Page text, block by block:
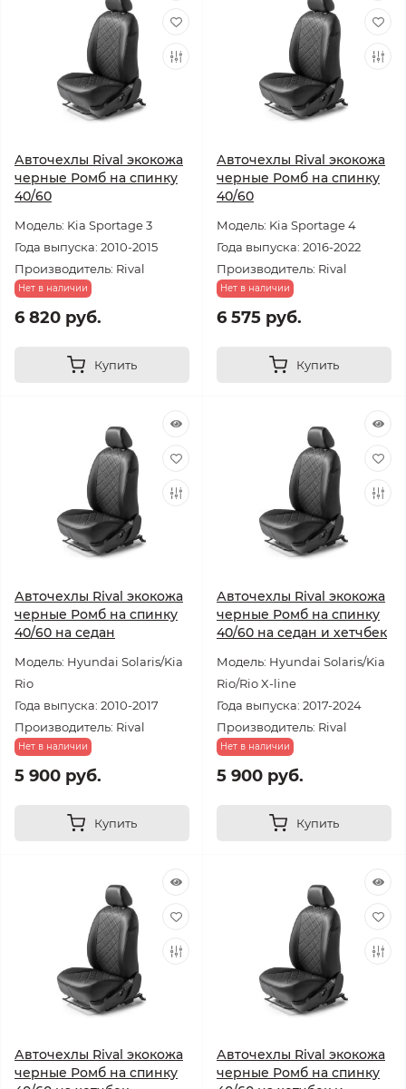
Авточехлы Rival экокожа
черные Ромб на спинку
40/60
Модель: Kia Sportage 3
Года выпуска: 2010-2015
Производитель: Rival
Нет в наличии
6 820 руб.
Купить
Авточехлы Rival экокожа
черные Ромб на спинку
40/60
Модель: Kia Sportage 4
Года выпуска: 2016-2022
Производитель: Rival
Нет в наличии
6 575 руб.
Купить
Авточехлы Rival экокожа
черные Ромб на спинку
40/60 на седан
Модель: Hyundai Solaris/Kia
Rio
Года выпуска: 2010-2017
Производитель: Rival
Нет в наличии
5 900 руб.
Купить
Авточехлы Rival экокожа
черные Ромб на спинку
40/60 на седан и хетчбек
Модель: Hyundai Solaris/Kia
Rio/Rio X-line
Года выпуска: 2017-2024
Производитель: Rival
Нет в наличии
5 900 руб.
Купить
Авточехлы Rival экокожа
черные Ромб на спинку
Авточехлы Rival экокожа
черные Ромб на спинку